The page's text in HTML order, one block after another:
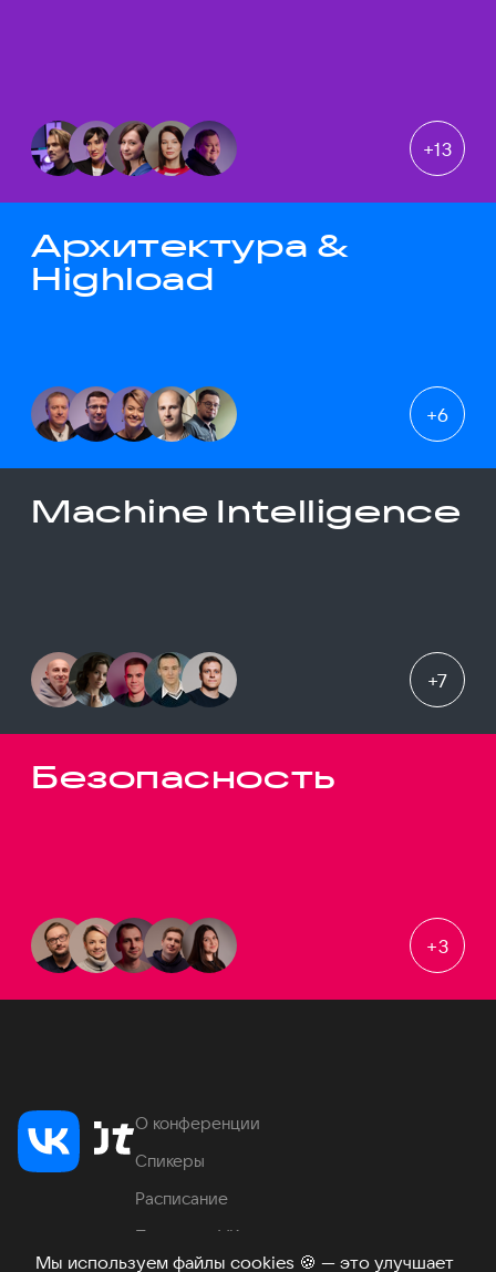
Мы используем файлы cookies 🍪 — это улучшает
+13
Архитектура &
Highload
+6
Machine Intelligence
+7
Безопасность
+3
О конференции
Спикеры
Расписание
Продукты VK